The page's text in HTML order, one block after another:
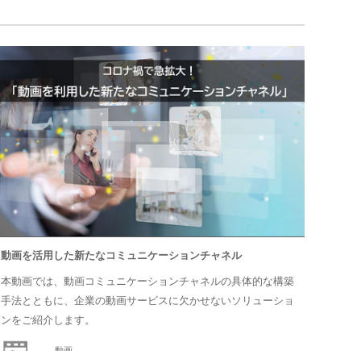
動画を活用した新たなコミュニケーションチャネル
本動画では、動画コミュニケーションチャネルの具体的な構築
手法とともに、企業の動画サービスに欠かせないソリューショ
ンをご紹介します。